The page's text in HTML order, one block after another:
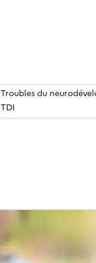
Troubles du
TDI